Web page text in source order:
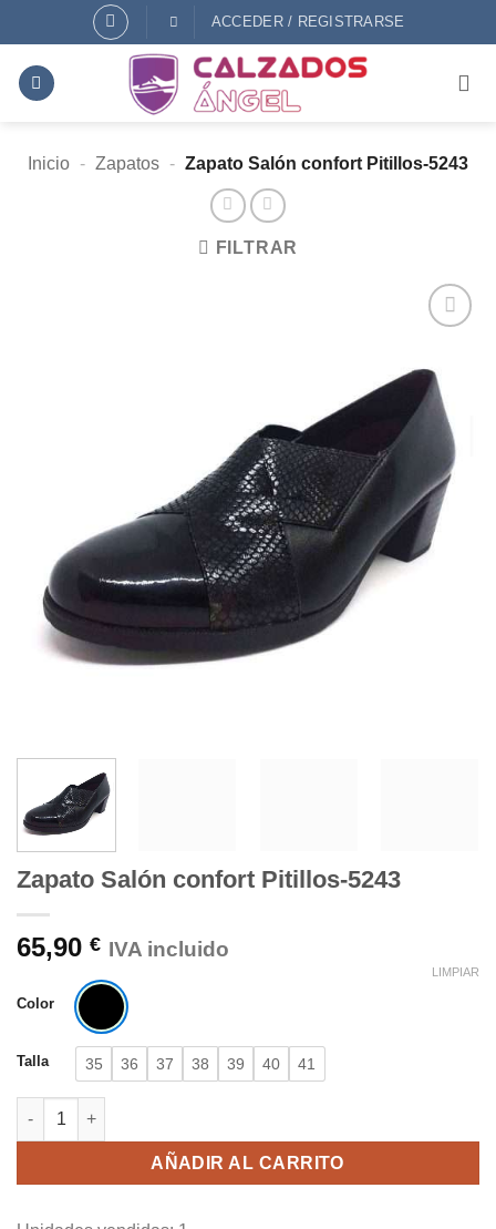
al
contenido
ACCEDER / REGISTRARSE
Inicio - Zapatos - Zapato Salón confort Pitillos-5243
FILTRAR
A
DESEOS
Zapato Salón confort Pitillos-5243
65,90 € IVA incluido
Color
Talla 35 36 37 38 39 40 41
LIMPIAR
Zapato Salón confort Pitillos-5243 cantidad
AÑADIR AL CARRITO